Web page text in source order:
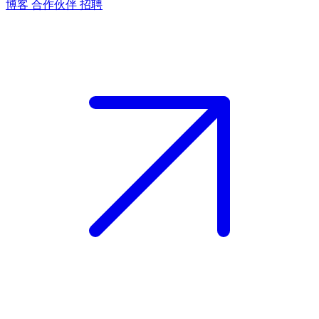
博客 合作伙伴 招聘